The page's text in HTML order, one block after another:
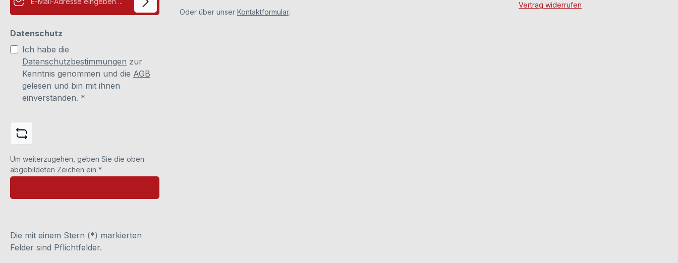
Datenschutz
Ich habe die
Datenschutzbestimmungen zur
Kenntnis genommen und die AGB
gelesen und bin mit ihnen
einverstanden. *
Um weiterzugehen, geben Sie die oben
abgebildeten Zeichen ein *
Die mit einem Stern (*) markierten
Felder sind Pflichtfelder.
Oder über unser Kontaktformular.
Vertrag widerrufen